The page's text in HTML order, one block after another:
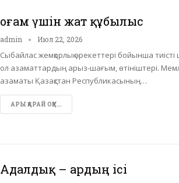
Қоғам үшін жат құбылыс
admin Июл 22, 2026
Сыбайлас жемқорлық әрекеттері бойынша тиісті
ол азаматтардың арыз-шағым, өтініштері.
азаматы Қазақстан Республикасының…
АРЫ ҚАРАЙ ОҚУ...
Адалдық – ардың ісі